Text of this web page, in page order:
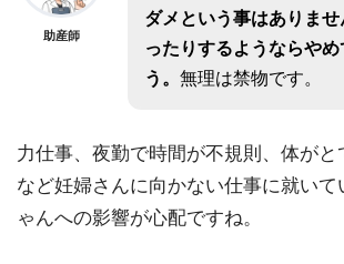
助産師
ダメという事はありま
ったりするようならやめ
う。 無理は禁物です。
力仕事、夜勤で時間が不規則、体が
など妊婦さんに向かない仕事に就いて
ゃんへの影響が心配ですね。